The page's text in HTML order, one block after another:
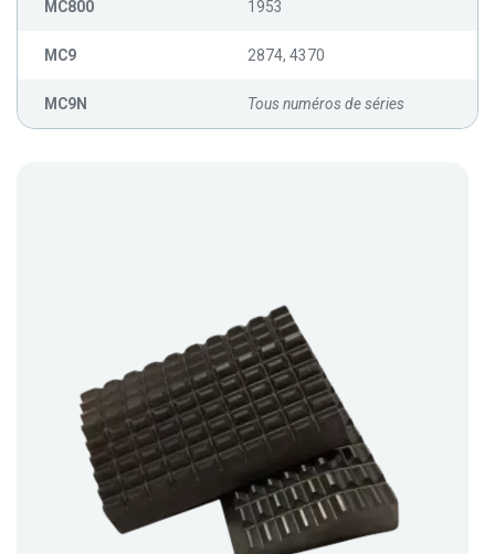
MC800 1953
MC9 2874, 4370
MC9N Tous numéros de séries